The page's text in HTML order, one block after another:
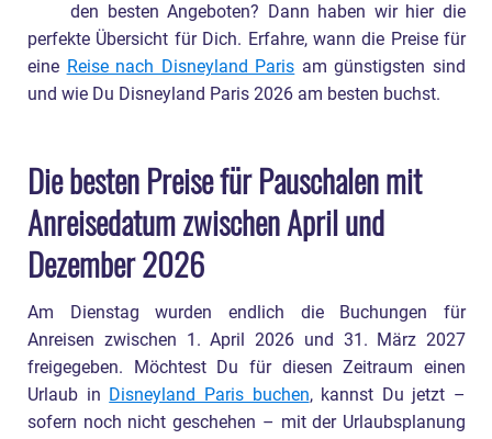
den besten Angeboten? Dann haben wir hier die
perfekte Übersicht für Dich. Erfahre, wann die Preise für
eine Reise nach Disneyland Paris am günstigsten sind
und wie Du Disneyland Paris 2026 am besten buchst.
Die besten Preise für Pauschalen mit
Anreisedatum zwischen April und
Dezember 2026
Am Dienstag wurden endlich die Buchungen für
Anreisen zwischen 1. April 2026 und 31. März 2027
freigegeben. Möchtest Du für diesen Zeitraum einen
Urlaub in Disneyland Paris buchen, kannst Du jetzt –
sofern noch nicht geschehen – mit der Urlaubsplanung